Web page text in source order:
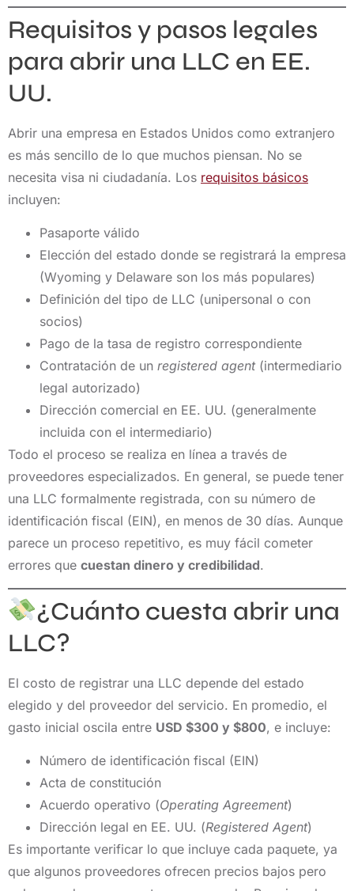
Requisitos y pasos legales
para abrir una LLC en EE.
UU.
Abrir una empresa en Estados Unidos como extranjero
es más sencillo de lo que muchos piensan. No se
necesita visa ni ciudadanía. Los requisitos básicos
incluyen:
Pasaporte válido
Elección del estado donde se registrará la empresa
(Wyoming y Delaware son los más populares)
Definición del tipo de LLC (unipersonal o con
socios)
Pago de la tasa de registro correspondiente
Contratación de un registered agent(intermediario
legal autorizado)
Dirección comercial en EE. UU. (generalmente
incluida con el intermediario)
Todo el proceso se realiza en línea a través de
proveedores especializados. En general, se puede tener
una LLC formalmente registrada, con su número de
identificación fiscal (EIN), en menos de 30 días. Aunque
parece un proceso repetitivo, es muy fácil cometer
errores que cuestan dinero y credibilidad.
¿Cuánto cuesta abrir una
LLC?
El costo de registrar una LLC depende del estado
elegido y del proveedor del servicio. En promedio, el
gasto inicial oscila entre USD $300 y $800, e incluye:
Número de identificación fiscal (EIN)
Acta de constitución
Acuerdo operativo (Operating Agreement)
Dirección legal en EE. UU. (Registered Agent)
Es importante verificar lo que incluye cada paquete, ya
que algunos proveedores ofrecen precios bajos pero